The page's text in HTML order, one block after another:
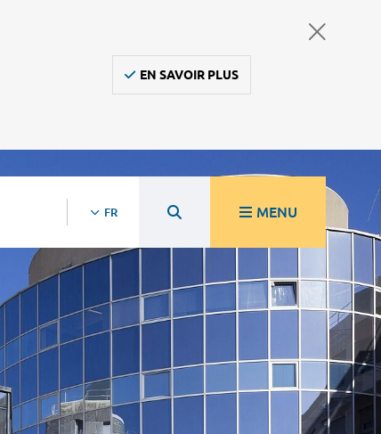
EN SAVOIR PLUS
FR MENU